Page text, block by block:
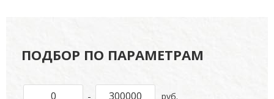
ПОДБОР ПО ПАРАМЕТРАМ
- руб.